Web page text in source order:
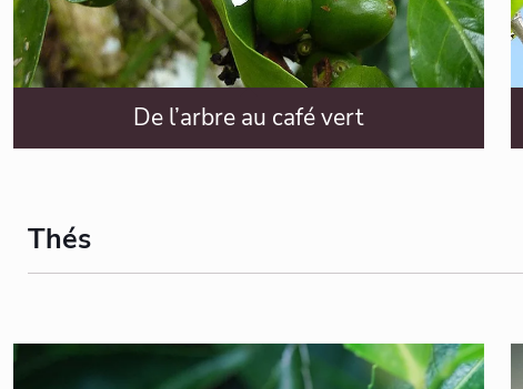
De l’arbre au café vert
Thés